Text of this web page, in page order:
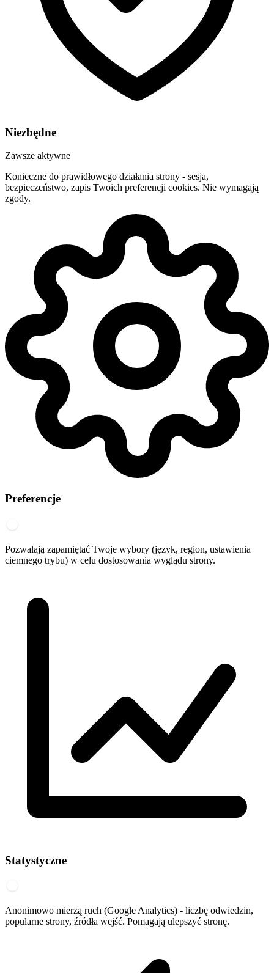
Niezbędne
Zawsze aktywne
Konieczne do prawidłowego działania strony - sesja,
bezpieczeństwo, zapis Twoich preferencji cookies. Nie wymagają
zgody.
Preferencje
Pozwalają zapamiętać Twoje wybory (język, region, ustawienia
ciemnego trybu) w celu dostosowania wyglądu strony.
Statystyczne
Anonimowo mierzą ruch (Google Analytics) - liczbę odwiedzin,
popularne strony, źródła wejść. Pomagają ulepszyć stronę.